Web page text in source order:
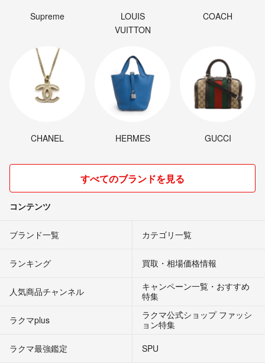
Supreme
LOUIS
VUITTON
COACH
CHANEL HERMES GUCCI
すべてのブランドを見る
コンテンツ
ブランド一覧 カテゴリ一覧
ランキング 買取・相場価格情報
人気商品チャンネル
キャンペーン一覧・おすすめ
特集
ラクマplus
ラクマ公式ショップ ファッシ
ョン特集
ラクマ最強鑑定
SPU